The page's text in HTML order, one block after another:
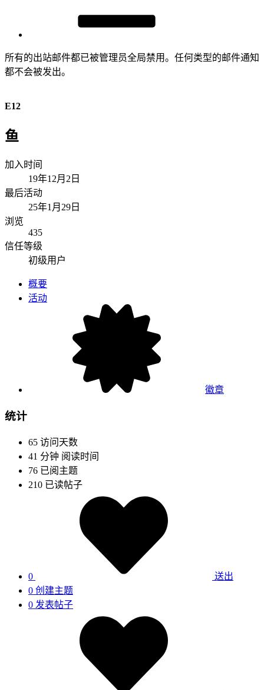
所有的出站邮件都已被管理员全局禁用。任何类型的邮件通知
都不会被发出。
E12
鱼
加入时间
19年12月2日
最后活动
25年1月29日
浏览
435
信任等级
初级用户
概要
活动
徽章
统计
65 访问天数
41 分钟 阅读时间
76 已阅主题
210 已读帖子
0
送出
0 创建主题
0 发表帖子